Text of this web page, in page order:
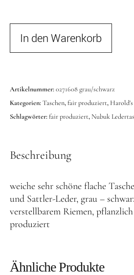
In den Warenkorb
Artikelnummer:0271608 grau/schwarz
Kategorien:Taschen,fair produziert, Harold's
Schlagwörter:fair produziert, Nubuk
Beschreibung
weiche sehr schöne flache
und Sattler-Leder, grau –
verstellbarem Riemen,
produziert
Ähnliche Produkte